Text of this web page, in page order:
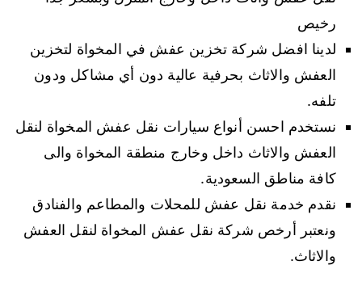
رخيص
لدينا افضل شركة تخزين عفش في المخواة لتخزين
العفش والاثاث بحرفية عالية دون أي مشاكل ودون
تلفه.
نستخدم احسن أنواع سيارات نقل عفش المخواة لنقل
العفش والاثاث داخل وخارج منطقة المخواة والى
كافة مناطق السعودية.
نقدم خدمة نقل عفش للمحلات والمطاعم والفنادق
ونعتبر أرخص شركة نقل عفش المخواة لنقل العفش
والاثاث.